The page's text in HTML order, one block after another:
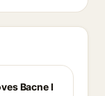
Bacne I